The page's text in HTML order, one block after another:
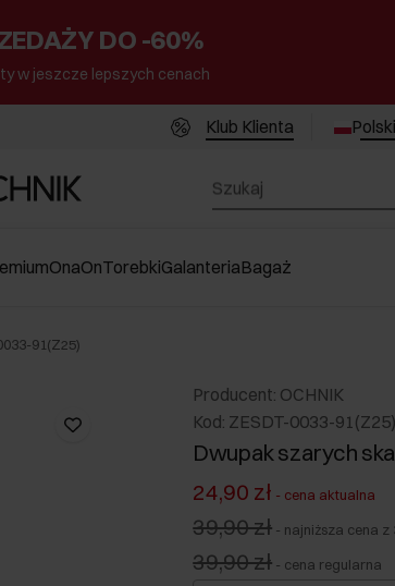
DO -60%
w jeszcze lepszych cenach
Klub Klienta
OnaOnTorebkiGalanteriaBagaż
91(Z25)
Producent: OCHNIK
Kod: ZESDT-0033-91(Z25)
Dwupak szarych
24,90 zł - cena aktualna
39,90 zł - najniższa cena
39,90 zł - cena regularna